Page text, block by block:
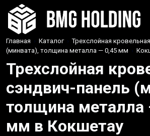
Главная › Каталог › Трехслойная
(минвата), толщина металла — 0,45 мм ›
Трехслойная
сэндвич-панель
толщина металла
мм в Кокшетау